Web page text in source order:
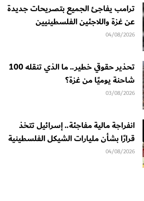
ترامب يفاجئ الجميع بتصريحات جديدة
عن غزة واللاجئين الفلسطينيين
04/08/2026
تحذير حقوقي خطير.. ما الذي تنقله 100
شاحنة يوميًا من غزة؟
03/08/2026
انفراجة مالية مفاجئة.. إسرائيل تتخذ
قرارًا بشأن مليارات الشيكل الفلسطينية
04/08/2026